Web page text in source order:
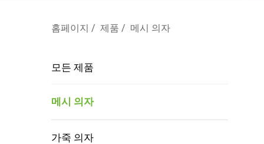
홈페이지 / 제품 / 메시 의자
모든 제품
메시 의자
가죽 의자